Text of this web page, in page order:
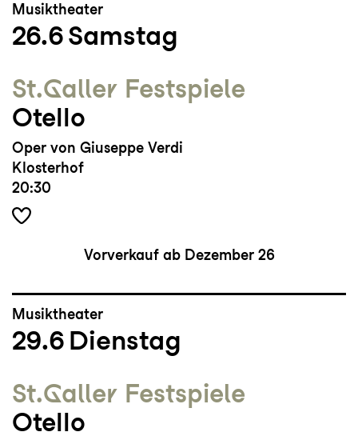
Musiktheater
26.6Samstag
St.Galler Festspiele
Otello
Oper von Giuseppe Verdi
Klosterhof
20:30
Vorverkauf ab Dezember 26
Musiktheater
29.6 Dienstag
St.Galler Festspiele
Otello